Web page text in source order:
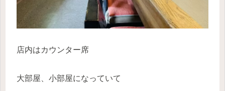
店内はカウンター席
大部屋、小部屋になっていて